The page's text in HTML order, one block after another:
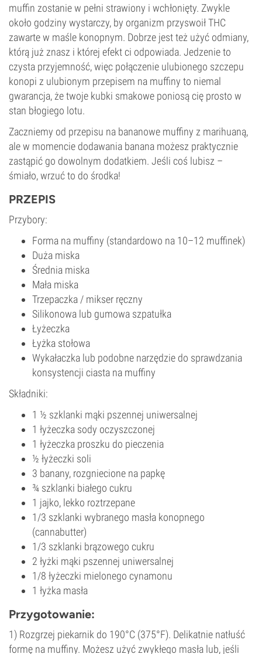
muffin zostanie w pełni strawiony i wchłonięty. Zwykle
około godziny wystarczy, by organizm przyswoił THC
zawarte w maśle konopnym. Dobrze jest też użyć odmiany,
którą już znasz i której efekt ci odpowiada. Jedzenie to
czysta przyjemność, więc połączenie ulubionego szczepu
konopi z ulubionym przepisem na muffiny to niemal
gwarancja, że twoje kubki smakowe poniosą cię prosto w
stan błogiego lotu.
Zaczniemy od przepisu na bananowe muffiny z marihuaną,
ale w momencie dodawania banana możesz praktycznie
zastąpić go dowolnym dodatkiem. Jeśli coś lubisz –
śmiało, wrzuć to do środka!
PRZEPIS
Przybory:
Forma na muffiny (standardowo na 10–12 muffinek)
Duża miska
Średnia miska
Mała miska
Trzepaczka / mikser ręczny
Silikonowa lub gumowa szpatułka
Łyżeczka
Łyżka stołowa
Wykałaczka lub podobne narzędzie do sprawdzania
konsystencji ciasta na muffiny
Składniki:
1 ½ szklanki mąki pszennej uniwersalnej
1 łyżeczka sody oczyszczonej
1 łyżeczka proszku do pieczenia
½ łyżeczki soli
3 banany, rozgniecione na papkę
¾ szklanki białego cukru
1 jajko, lekko roztrzepane
1/3 szklanki wybranego masła konopnego
(cannabutter)
1/3 szklanki brązowego cukru
2 łyżki mąki pszennej uniwersalnej
1/8 łyżeczki mielonego cynamonu
1 łyżka masła
Przygotowanie:
1) Rozgrzej piekarnik do 190°C (375°F). Delikatnie natłuść
formę na muffiny. Możesz użyć zwykłego masła lub, jeśli